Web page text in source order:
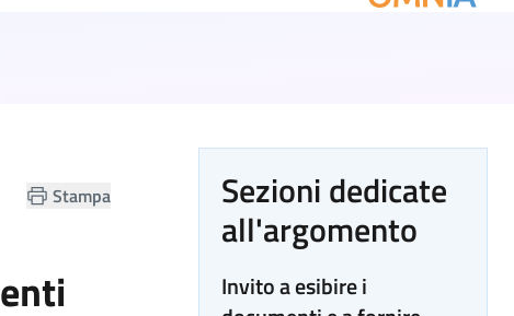
Stampa Sezioni dedicate
all'argomento
Invito a esibire i